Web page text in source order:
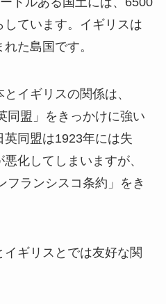
ています。イギリスは
た島国です。
イギリスの関係は、
同盟」をきっかけに強い
同盟は1923年には失
化してしまいますが、
フランシスコ条約」をき
ギリスとでは友好な関